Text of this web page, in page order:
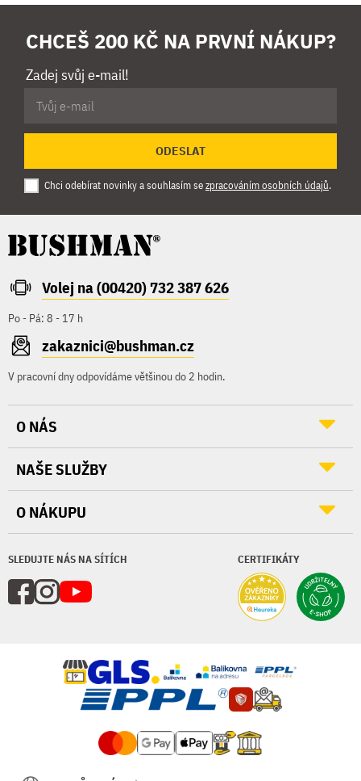
CHCEŠ 200 KČ NA PRVNÍ NÁKUP?
Zadej svůj e-mail!
ODESLAT
Chci odebírat novinky a souhlasím sezpracováním osobních údajů.
Volej na (00420) 732 387 626
Po - Pá: 8 - 17 h
zakaznici@bushman.cz
V pracovní dny odpovídáme většinou do 2 hodin.
SLEDUJTE NÁS NA SÍTÍCH CERTIFIKÁTY
O NÁS
NAŠE SLUŽBY
O NÁKUPU